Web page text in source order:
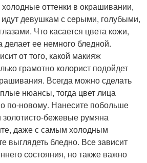
оттенки в окрашивании,
девушкам с серыми, голубыми,
Что касается цвета кожи,
делает ее немного бледной.
от того, какой макияж
грамотно колорист подойдет
Всегда можно сделать
нюансы, тогда цвет лица
по-новому. Нанесите побольше
золотисто-бежевые румяна
даже с самым холодным
выглядеть бледно. Все зависит
состояния, но также важно